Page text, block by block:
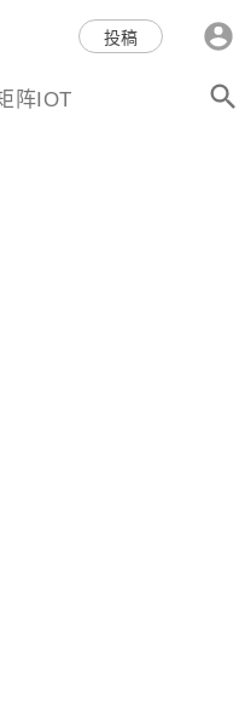
讯,动态,洞
工智能,机器
投稿
阵IOT